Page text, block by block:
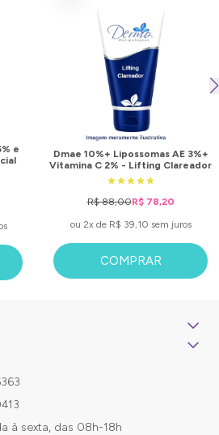
e
Dmae 10%+ Lipossomas AE 3%+
Vitamina C 2% - Lifting Clareador
R$ 88,00R$ 78,20
ou 2x de R$ 39,10 sem juros
COMPRAR
à sexta, das 08h-18h